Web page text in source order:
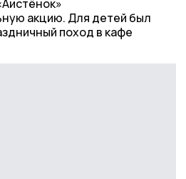
акцию. Для детей был
поход в кафе